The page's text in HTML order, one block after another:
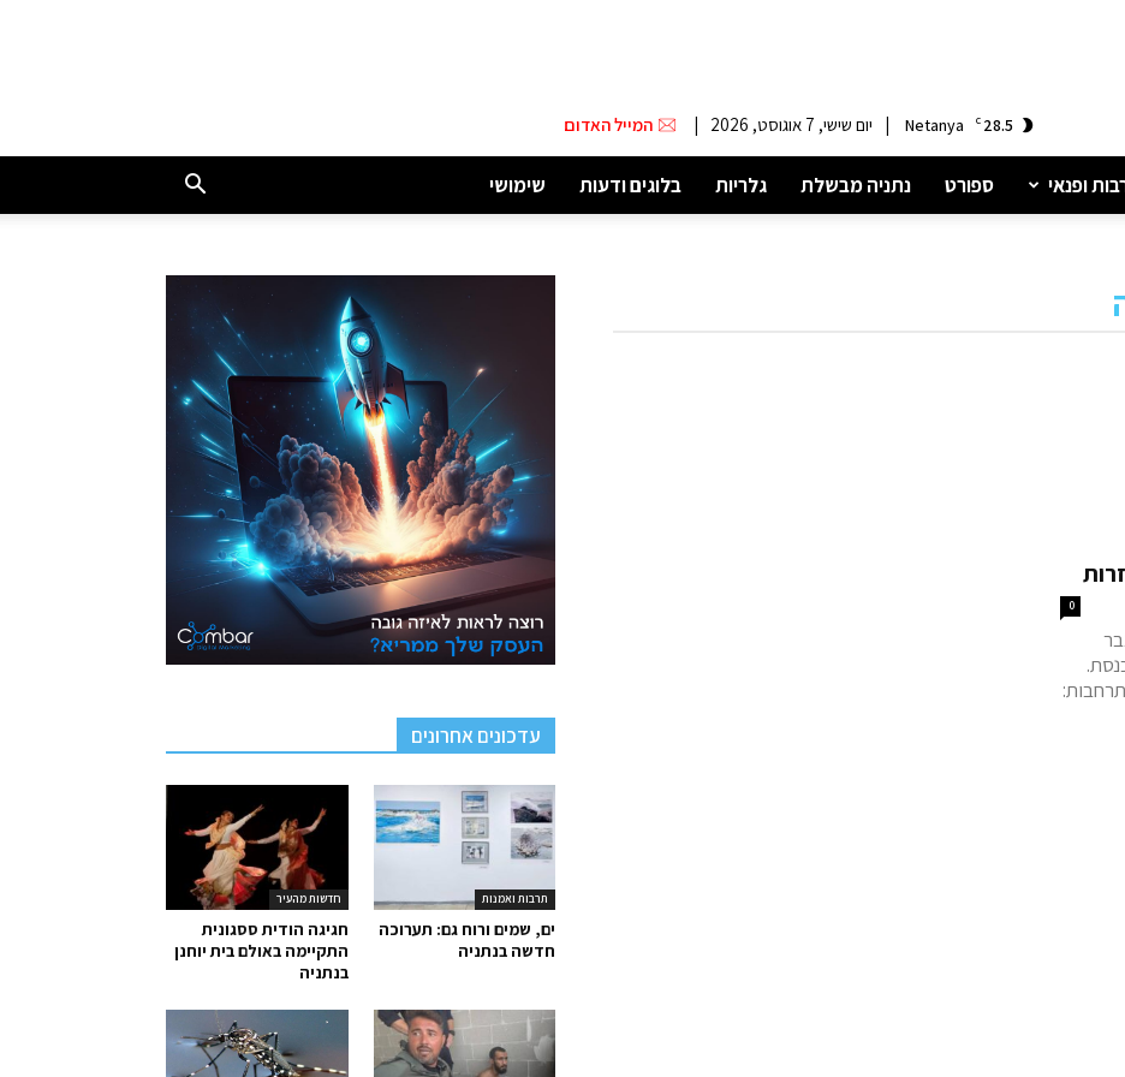
28.5
C
Netanya
| יום שישי, 7 אוגוסט, 2026 | המייל האדום
ופנאי ספורט נתניה מבשלת גלריות בלוגים ודעות שימושי
0
עדכונים אחרונים
חדשות מהעיר
חגיגה הודית ססגונית
התקיימה באולם בית יוחנן
בנתניה
תרבות ואמנות
ים, שמים ורוח גם: תערוכה
חדשה בנתניה